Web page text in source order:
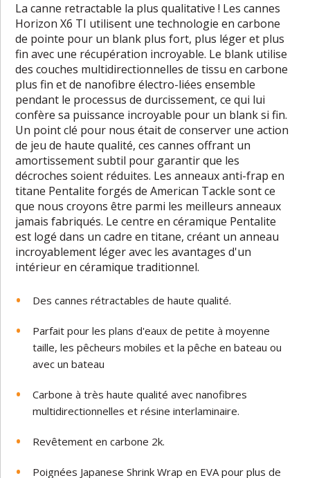
La canne retractable la plus qualitative ! Les cannes
Horizon X6 TI utilisent une technologie en carbone
de pointe pour un blank plus fort, plus léger et plus
fin avec une récupération incroyable. Le blank utilise
des couches multidirectionnelles de tissu en carbone
plus fin et de nanofibre électro-liées ensemble
pendant le processus de durcissement, ce qui lui
confère sa puissance incroyable pour un blank si fin.
Un point clé pour nous était de conserver une action
de jeu de haute qualité, ces cannes offrant un
amortissement subtil pour garantir que les
décroches soient réduites. Les anneaux anti-frap en
titane Pentalite forgés de American Tackle sont ce
que nous croyons être parmi les meilleurs anneaux
jamais fabriqués. Le centre en céramique Pentalite
est logé dans un cadre en titane, créant un anneau
incroyablement léger avec les avantages d'un
intérieur en céramique traditionnel.
Des cannes rétractables de haute qualité.
Parfait pour les plans d'eaux de petite à moyenne
taille, les pêcheurs mobiles et la pêche en bateau ou
avec un bateau
Carbone à très haute qualité avec nanofibres
multidirectionnelles et résine interlaminaire.
Revêtement en carbone 2k.
Poignées Japanese Shrink Wrap en EVA pour plus de